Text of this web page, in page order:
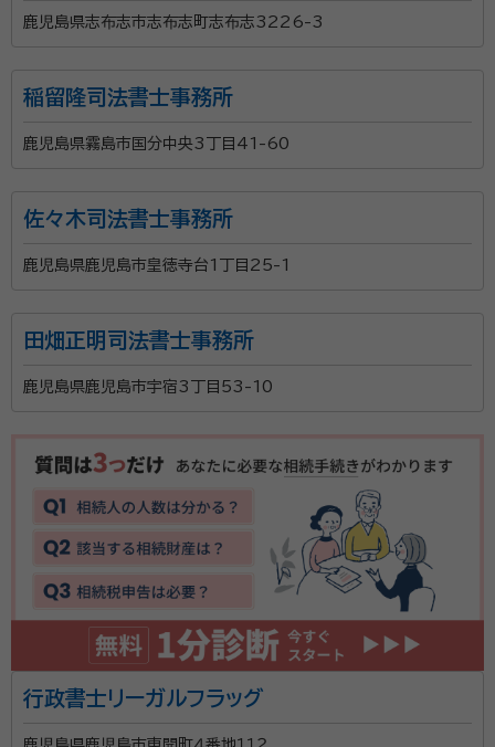
鹿児島県志布志市志布志町志布志3226-3
稲留隆司法書士事務所
鹿児島県霧島市国分中央3丁目41-60
佐々木司法書士事務所
鹿児島県鹿児島市皇徳寺台1丁目25-1
田畑正明司法書士事務所
鹿児島県鹿児島市宇宿3丁目53-10
行政書士リーガルフラッグ